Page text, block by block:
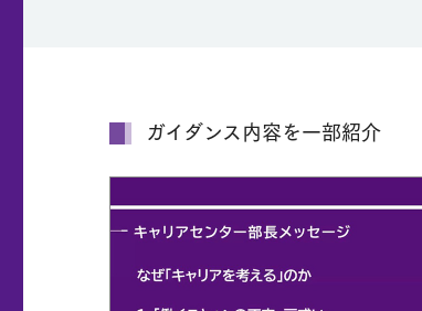
ガイダンス内容を一部紹介